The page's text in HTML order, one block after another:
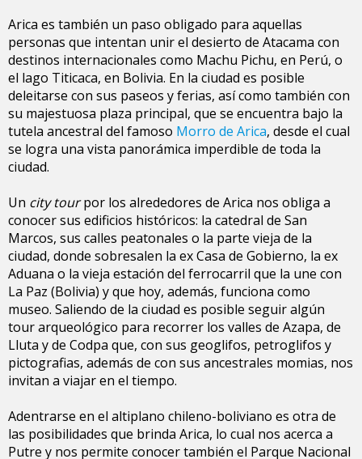
Arica es también un paso obligado para aquellas
personas que intentan unir el desierto de Atacama con
destinos internacionales como Machu Pichu, en Perú, o
el lago Titicaca, en Bolivia. En la ciudad es posible
deleitarse con sus paseos y ferias, así como también con
su majestuosa plaza principal, que se encuentra bajo la
tutela ancestral del famoso Morro de Arica, desde el cual
se logra una vista panorámica imperdible de toda la
ciudad.
Un city tourpor los alrededores de Arica nos obliga a
conocer sus edificios históricos: la catedral de San
Marcos, sus calles peatonales o la parte vieja de la
ciudad, donde sobresalen la ex Casa de Gobierno, la ex
Aduana o la vieja estación del ferrocarril que la une con
La Paz (Bolivia) y que hoy, además, funciona como
museo. Saliendo de la ciudad es posible seguir algún
tour arqueológico para recorrer los valles de Azapa, de
Lluta y de Codpa que, con sus geoglifos, petroglifos y
pictografias, además de con sus ancestrales momias, nos
invitan a viajar en el tiempo.
Adentrarse en el altiplano chileno-boliviano es otra de
las posibilidades que brinda Arica, lo cual nos acerca a
Putre y nos permite conocer también el Parque Nacional